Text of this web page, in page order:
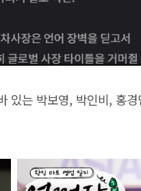
있는 박보영, 박인비, 홍